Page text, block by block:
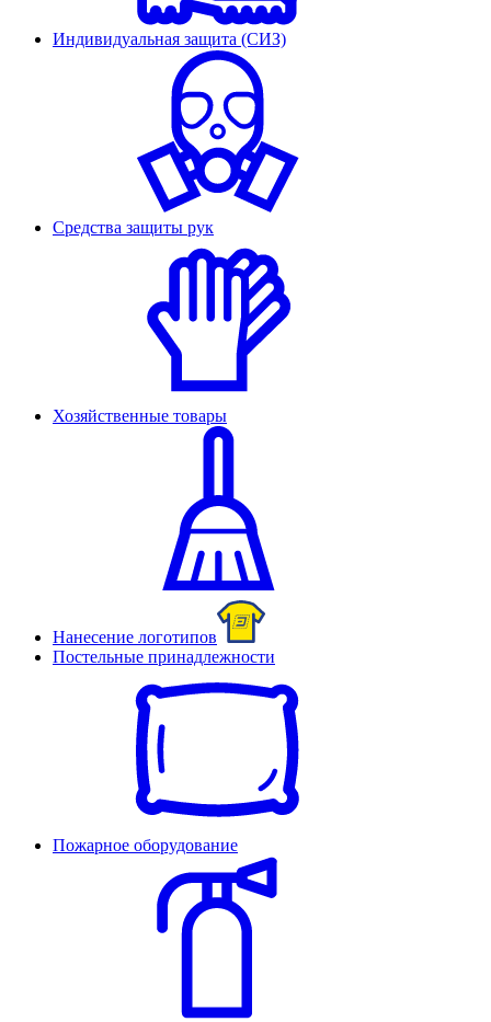
Индивидуальная защита (СИЗ)
Средства защиты рук
Хозяйственные товары
Нанесение логотипов
Постельные принадлежности
Пожарное оборудование